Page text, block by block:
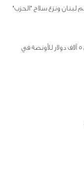
ونزع سلاح "الحزب"
توقّعات بارتفاع الذهب إلى 5 آلاف دولار للأونصة في